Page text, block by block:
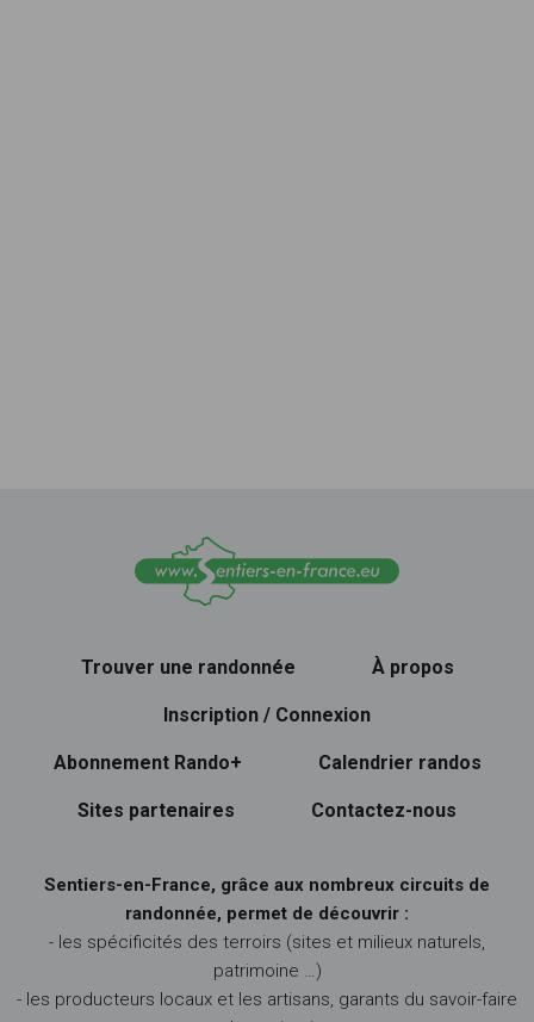
Trouver une randonnée À propos
Inscription / Connexion
Abonnement Rando+ Calendrier randos
Sites partenaires Contactez-nous
Sentiers-en-France, grâce aux nombreux circuits de
randonnée, permet de découvrir :
- les spécificités des terroirs (sites et milieux naturels,
patrimoine …)
- les producteurs locaux et les artisans, garants du savoir-faire